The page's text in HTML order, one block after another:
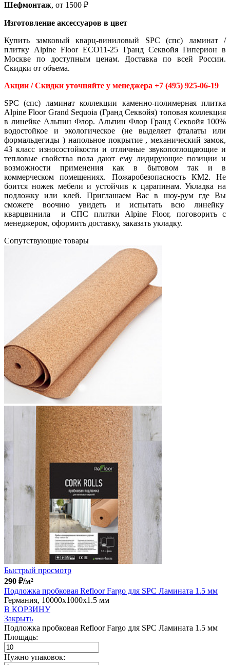
Шефмонтаж, от 1500 ₽
Изготовление аксессуаров в цвет
Купить замковый кварц-виниловый SPC (спс) ламинат /
плитку Alpine Floor ECO11-25 Гранд Секвойя Гиперион в
Москве по доступным ценам. Доставка по всей России.
Скидки от объема.
Акции / Скидки уточняйте у менеджера +7 (495) 925-06-19
SPC (спс) ламинат коллекции каменно-полимерная плитка
Alpine Floor Grand Sequoia (Гранд Секвойя) топовая коллекция
в линейке Альпин Флор. Альпин Флор Гранд Секвойя 100%
водостойкое и экологическое (не выделяет фталаты или
формальдегиды ) напольное покрытие , механический замок,
43 класс износостойкости и отличные звукопоглощающие и
тепловые свойства пола дают ему лидирующие позиции и
возможности применения как в бытовом так и в
коммерческом помещениях. Пожаробезопасность КМ2. Не
боится ножек мебели и устойчив к царапинам. Укладка на
подложку или клей. Приглашаем Вас в шоу-рум где Вы
сможете воочию увидеть и испытать всю линейку
кварцвинила и СПС плитки Alpine Floor, поговорить с
менеджером, оформить доставку, заказать укладку.
Cопутствующие товары
Быстрый просмотр
290 ₽/м²
Подложка пробковая Refloor Fargo для SPC Ламината 1.5 мм
Германия, 10000x1000x1.5 мм
В КОРЗИНУ
Закрыть
Подложка пробковая Refloor Fargo для SPC Ламината 1.5 мм
Площадь:
Нужно упаковок: